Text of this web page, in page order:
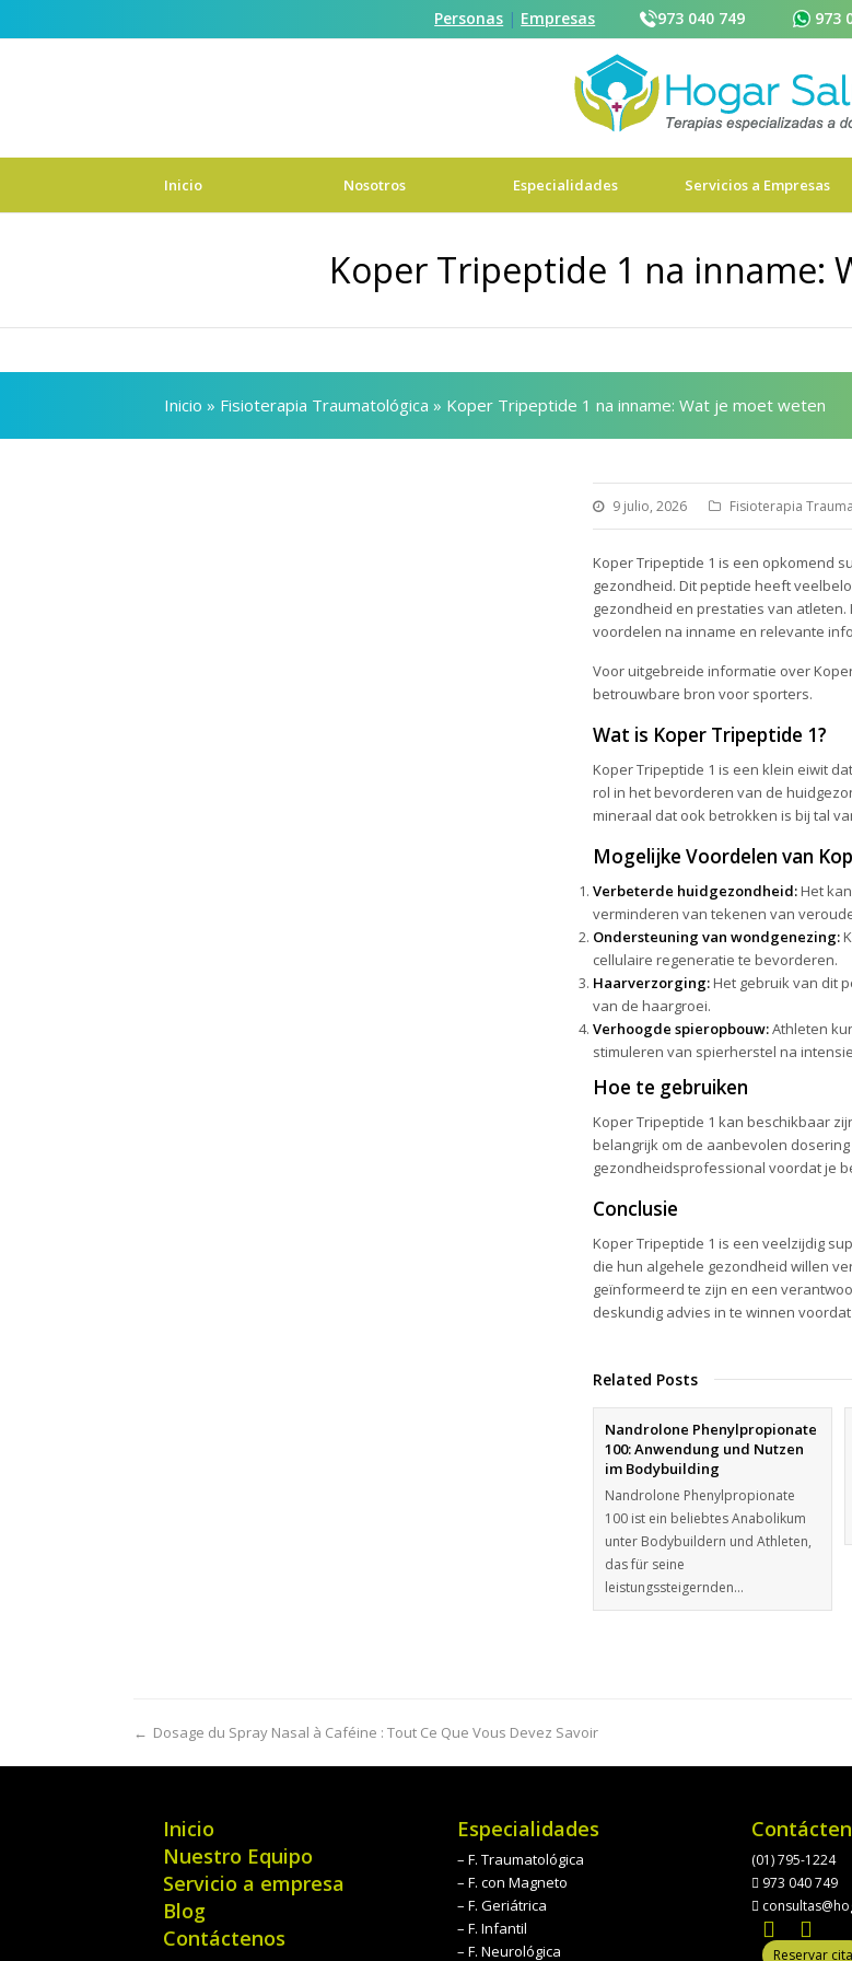
Personas | Empresas 973 040 749 973
973 040 749 Reservar cita
Inicio Nosotros Especialidades Servicios a Empresas
Koper Tripeptide 1 na inname:
Inicio » Fisioterapia Traumatológica » Koper Tripeptide 1 na inname: Wat je moet weten
9 julio, 2026 Fisioterapia
Koper Tripeptide 1 is een opkomend
gezondheid. Dit peptide heeft
gezondheid en prestaties van atleten.
voordelen na inname en relevante
Voor uitgebreide informatie over
betrouwbare bron voor sporters.
Wat is Koper Tripeptide 1?
Koper Tripeptide 1 is een klein eiwit
rol in het bevorderen van de
mineraal dat ook betrokken is bij tal
Mogelijke Voordelen van
Verbeterde huidgezondheid:Het
verminderen van tekenen van
Ondersteuning van wondgenezing:
cellulaire regeneratie te bevorderen.
Haarverzorging:Het gebruik van dit
van de haargroei.
Verhoogde spieropbouw:Athleten
stimuleren van spierherstel na
Hoe te gebruiken
Koper Tripeptide 1 kan beschikbaar
belangrijk om de aanbevolen
gezondheidsprofessional voordat je
Conclusie
Koper Tripeptide 1 is een veelzijdig
die hun algehele gezondheid willen
geïnformeerd te zijn en een
deskundig advies in te winnen
Related Posts
Nandrolone Phenylpropionate
100: Anwendung und Nutzen
im Bodybuilding
Nandrolone Phenylpropionate
100 ist ein beliebtes Anabolikum
unter Bodybuildern und Athleten,
das für seine
leistungssteigernden…
← Dosage du Spray Nasal à Caféine : Tout Ce Que Vous Devez Savoir
Inicio
Nuestro Equipo
Servicio a empresa
Blog
Contáctenos
Especialidades
– F. Traumatológica
– F. con Magneto
– F. Geriátrica
– F. Infantil
– F. Neurológica
(01) 795-1224
973 040 749
Reservar cita